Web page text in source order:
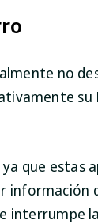
no
su
que estas
información
interrumpe